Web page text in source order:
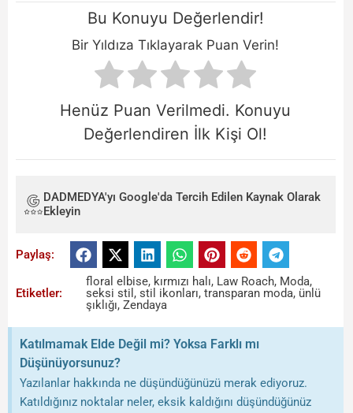
Bu Konuyu Değerlendir!
Bir Yıldıza Tıklayarak Puan Verin!
Henüz Puan Verilmedi. Konuyu
Değerlendiren İlk Kişi Ol!
DADMEDYA'yı Google'da Tercih Edilen Kaynak Olarak
Ekleyin
Paylaş:
Etiketler:
floral elbise, kırmızı halı, Law Roach, Moda,
seksi stil ,stil ikonları,transparan moda, ünlü
şıklığı,Zendaya
Katılmamak Elde Değil mi? Yoksa Farklı mı
Düşünüyorsunuz?
Yazılanlar hakkında ne düşündüğünüzü merak ediyoruz.
Katıldığınız noktalar neler, eksik kaldığını düşündüğünüz